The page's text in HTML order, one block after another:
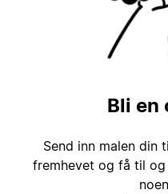
Bli en
Send inn malen din
fremhevet og få til